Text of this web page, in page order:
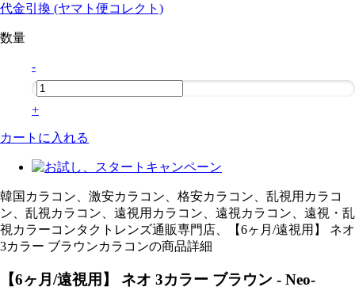
代金引換 (ヤマト便コレクト)
数量
-
+
カートに入れる
韓国カラコン、激安カラコン、格安カラコン、乱視用カラコ
ン、乱視カラコン、遠視用カラコン、遠視カラコン、遠視・乱
視カラーコンタクトレンズ通販専門店、【6ヶ月/遠視用】 ネオ
3カラー ブラウンカラコンの商品詳細
【6ヶ月/遠視用】 ネオ 3カラー ブラウン - Neo-